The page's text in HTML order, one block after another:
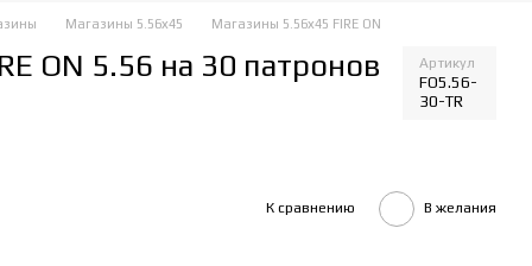
Магазины 5.56х45 Магазины 5.56х45 FIRE ON
ON 5.56 на 30 патронов
Артикул
FO5.56-
30-TR
К сравнению В желания